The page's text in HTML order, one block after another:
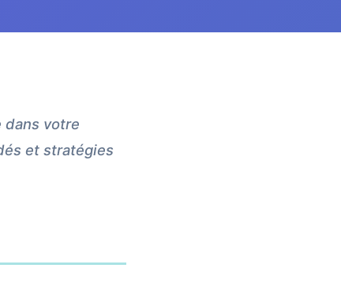
dans votre
et stratégies